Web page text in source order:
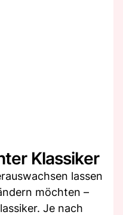
Klassiker
lassen
möchten –
Je nach